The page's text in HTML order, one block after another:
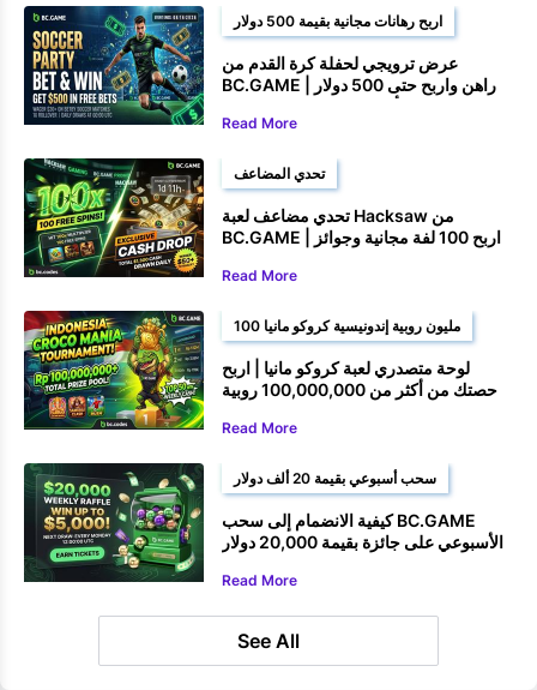
اربح رهانات مجانية بقيمة 500 دولار
عرض ترويجي لحفلة كرة القدم من
BC.GAME | راهن واربح حتى 500 دولار
Read More
تحدي المضاعف
تحدي مضاعف لعبة Hacksaw من
BC.GAME | اربح 100 لفة مجانية وجوائز
Read More
100 مليون روبية إندونيسية كروكو مانيا
لوحة متصدري لعبة كروكو مانيا | اربح
حصتك من أكثر من 100,000,000 روبية
Read More
سحب أسبوعي بقيمة 20 ألف دولار
كيفية الانضمام إلى سحب BC.GAME
الأسبوعي على جائزة بقيمة 20,000 دولار
Read More
See All